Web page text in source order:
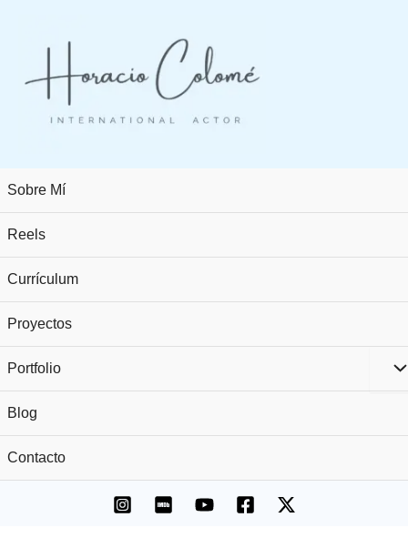
Sobre Mí
Reels
Currículum
Proyectos
Portfolio
Blog
Contacto